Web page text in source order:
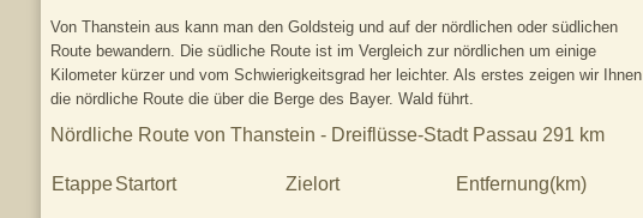
Von Thanstein aus kann man den Goldsteig und auf der nördlichen oder südlichen
Route bewandern. Die südliche Route ist im Vergleich zur nördlichen um einige
Kilometer kürzer und vom Schwierigkeitsgrad her leichter. Als erstes zeigen wir Ihnen
die nördliche Route die über die Berge des Bayer. Wald führt.
Nördliche Route von Thanstein - Dreiflüsse-Stadt Passau 291 km
EtappeStartort Zielort Entfernung(km)